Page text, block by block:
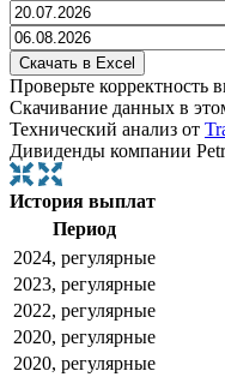
Проверьте корректность
Скачивание данных в
Технический анализ от
Дивиденды компании
История выплат
Период
2024, регулярные
2023, регулярные
2022, регулярные
2020, регулярные
2020, регулярные